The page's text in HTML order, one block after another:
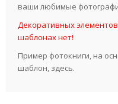
ваши любимые
Декоративных
шаблонах нет!
Пример фотокниги, на
шаблон, здесь.